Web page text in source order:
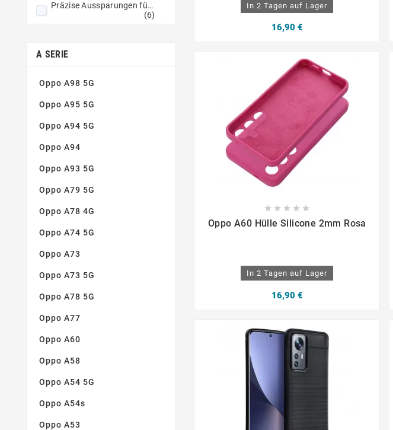
Präzise Aussparungen für Kameras
(6)
Verstärkte Felgen
Verstärkte Säume
A SERIE
Oppo A98 5G
Oppo A95 5G
Oppo A94 5G
Oppo A94
Oppo A93 5G
Oppo A79 5G
Oppo A78 4G
Oppo A74 5G
Oppo A73
Oppo A73 5G
Oppo A78 5G
Oppo A77
Oppo A60
Oppo A58
Oppo A54 5G
Oppo A54s
Oppo A53
In 2 Tagen auf Lager
16,90 €
    
Oppo A60 Hülle Silicone 2mm Rosa
In 2 Tagen auf Lager
16,90 €